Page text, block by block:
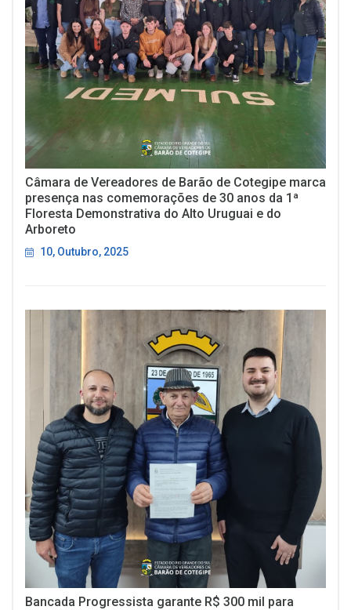
Câmara de Vereadores de Barão de Cotegipe marca
presença nas comemorações de 30 anos da 1ª
Floresta Demonstrativa do Alto Uruguai e do
Arboreto
10, Outubro, 2025
Bancada Progressista garante R$ 300 mil para